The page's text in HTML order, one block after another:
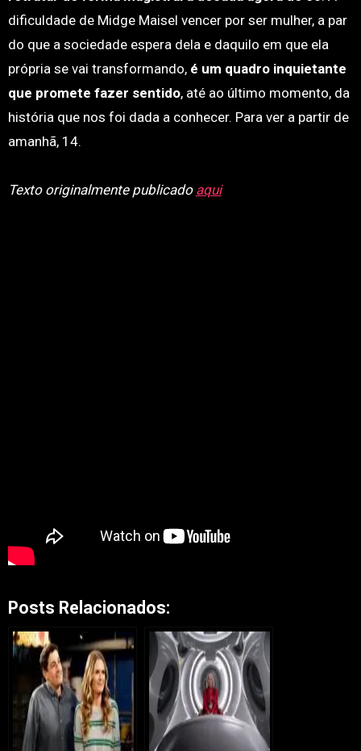
dificuldade de Midge Maisel vencer por ser mulher, a par
do que a sociedade espera dela e daquilo em que ela
própria se vai transformando, é um quadro inquietante
que promete fazer sentido, até ao último momento, da
história que nos foi dada a conhecer. Para ver a partir de
amanhã, 14.
Texto originalmente publicado aqui
Posts Relacionados: